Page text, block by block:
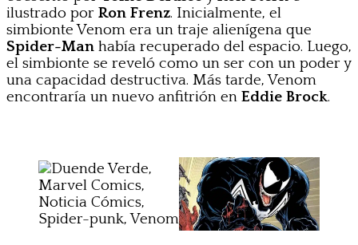
ilustrado por Ron Frenz. Inicialmente, el
simbionte Venom era un traje alienígena que
Spider-Man había recuperado del espacio. Luego,
el simbionte se reveló como un ser con un poder y
una capacidad destructiva. Más tarde, Venom
encontraría un nuevo anfitrión en Eddie Brock.